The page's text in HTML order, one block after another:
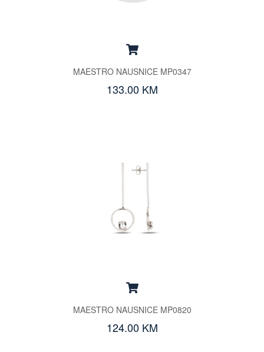
MAESTRO NAUSNICE MP0347
133.00 KM
MAESTRO NAUSNICE MP0820
124.00 KM